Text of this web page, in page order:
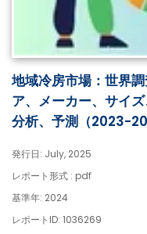
地域冷房市場：世界
ア、メーカー、サイ
分析、予測（2023-
発行日: July, 2025
レポート形式 : pdf
基準年: 2024
レポートID: 1036269